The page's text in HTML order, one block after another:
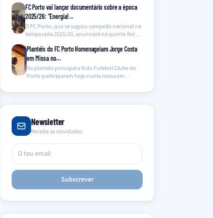
FC Porto vai lançar documentário sobre a época
2025/26: “Energia!…
O FC Porto, que se sagrou campeão nacional na
temporada 2025/26, anunciará na quinta-feira o
Plantéis do FC Porto Homenageiam Jorge Costa
em Missa no…
Os plantéis principal e B do Futebol Clube do
Porto participaram hoje numa missa em
Newsletter
Recebe as novidades
Subscrever